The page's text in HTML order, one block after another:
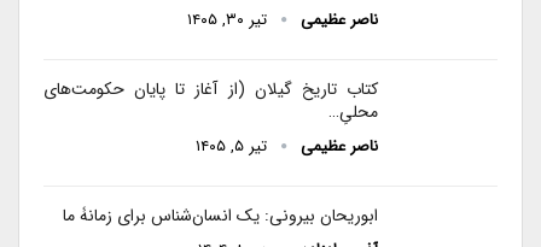
ناصر عظیمی تیر ۳۰, ۱۴۰۵
کتاب تاریخ گیلان (از آغاز تا پایان حکومت‌های
محلیِ…
ناصر عظیمی تیر ۵, ۱۴۰۵
ابوریحان بیرونی: یک انسان‌شناس برای زمانۀ ما